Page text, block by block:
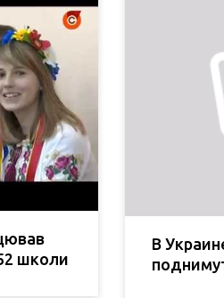
школи
В